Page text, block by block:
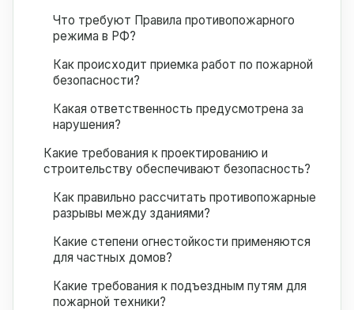
Что требуют Правила противопожарного
режима в РФ?
Как происходит приемка работ по пожарной
безопасности?
Какая ответственность предусмотрена за
нарушения?
Какие требования к проектированию и
строительству обеспечивают безопасность?
Как правильно рассчитать противопожарные
разрывы между зданиями?
Какие степени огнестойкости применяются
для частных домов?
Какие требования к подъездным путям для
пожарной техники?